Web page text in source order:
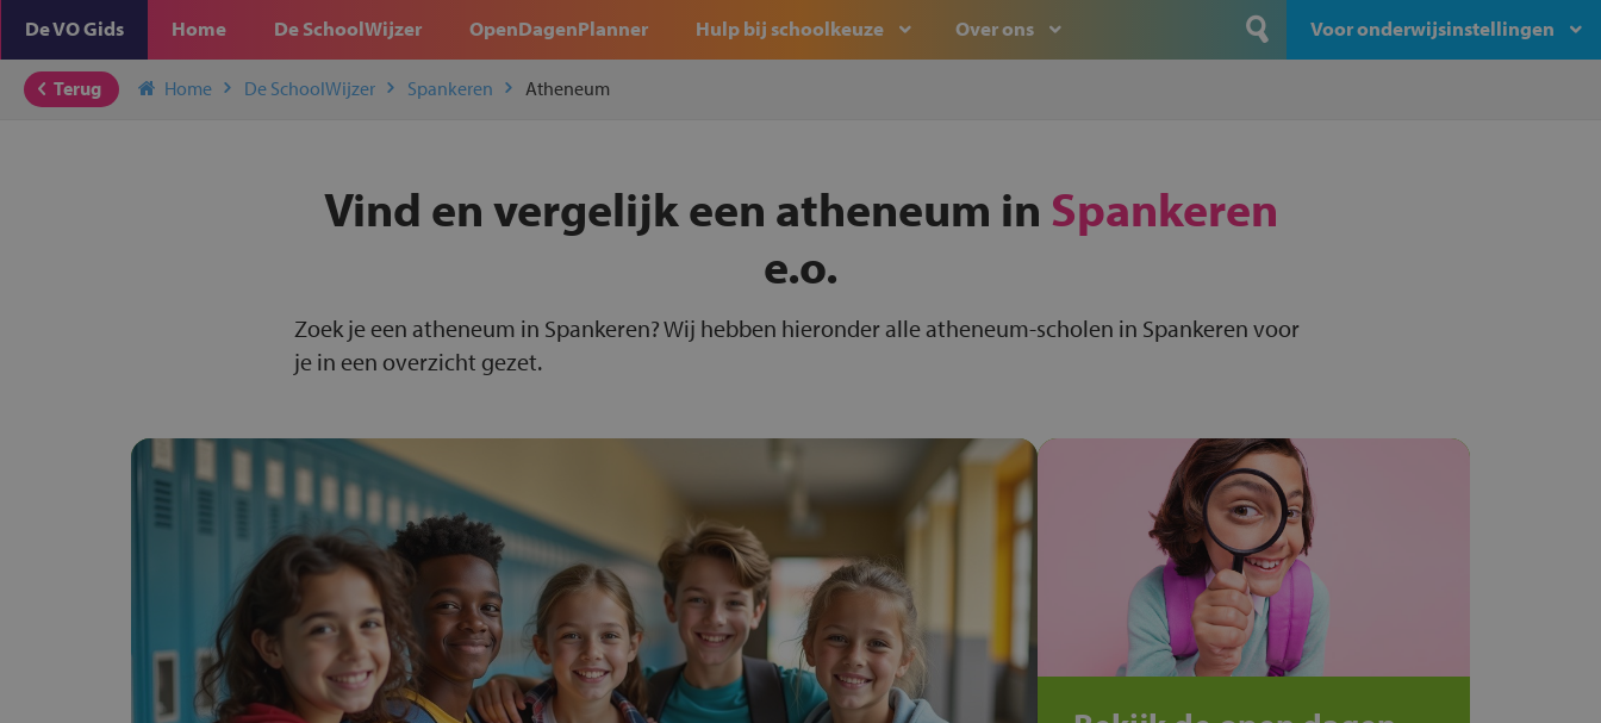
De VO Gids Home De SchoolWijzer OpenDagenPlanner Hulp bij schoolkeuze Over ons Voor onderwijsinstellingen
Terug Home De SchoolWijzer Spankeren Atheneum
Vind en vergelijk een atheneum in Spankeren
e.o.
Zoek je een atheneum in Spankeren? Wij hebben hieronder alle atheneum-scholen in Spankeren voor
je in een overzicht gezet.